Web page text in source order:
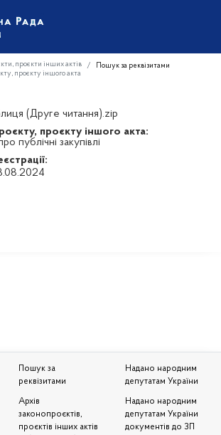
проєкти інших актів
Пошук за реквізитами
проєкту іншого акта
(Друге читання).zip
проєкту іншого акта:
публічні закупівлі
Пошук за
реквізитами
Архів
законопроєктів,
проєктів інших актів
Надано народним
депутатам України
Надано народним
депутатам України
документів до ЗП